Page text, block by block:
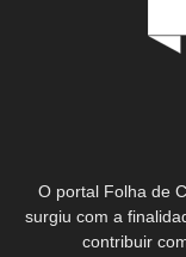
O portal Folha de
surgiu com a
contribuir